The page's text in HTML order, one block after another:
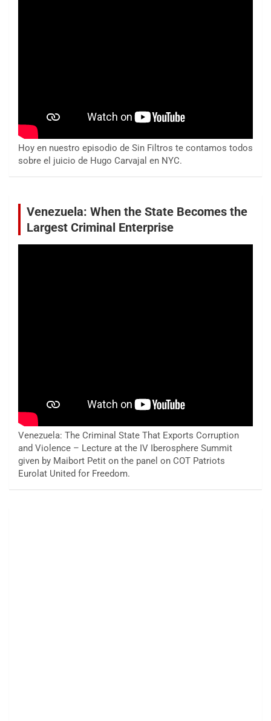
Hoy en nuestro episodio de Sin Filtros te contamos todos
sobre el juicio de Hugo Carvajal en NYC.
Venezuela: When the State Becomes the
Largest Criminal Enterprise
Venezuela: The Criminal State That Exports Corruption
and Violence – Lecture at the IV Iberosphere Summit
given by Maibort Petit on the panel on COT Patriots
Eurolat United for Freedom.